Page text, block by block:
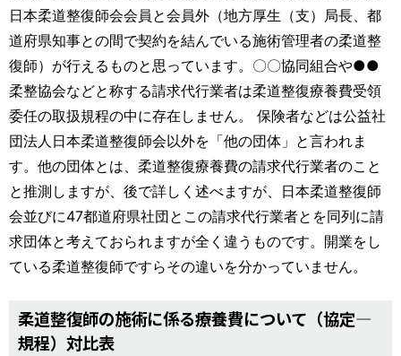
日本柔道整復師会会員と会員外（地方厚生（支）局長、都
道府県知事との間で契約を結んでいる施術管理者の柔道整
復師）が行えるものと思っています。〇〇協同組合や●●
柔整協会などと称する請求代行業者は柔道整復療養費受領
委任の取扱規程の中に存在しません。 保険者などは公益社
団法人日本柔道整復師会以外を「他の団体」と言われま
す。他の団体とは、柔道整復療養費の請求代行業者のこと
と推測しますが、後で詳しく述べますが、日本柔道整復師
会並びに47都道府県社団とこの請求代行業者とを同列に請
求団体と考えておられますが全く違うものです。開業をし
ている柔道整復師ですらその違いを分かっていません。
柔道整復師の施術に係る療養費について（協定―
規程）対比表